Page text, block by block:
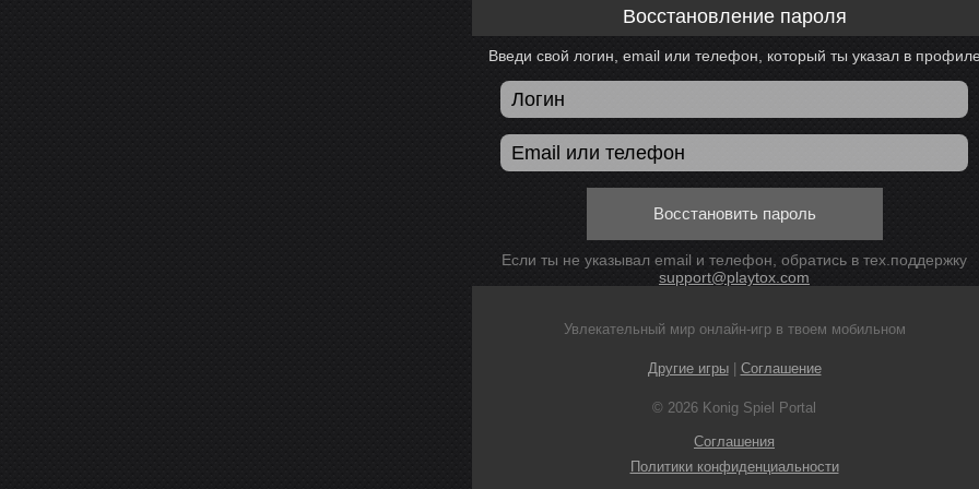
Восстановление пароля
Введи свой логин, email или телефон, который ты указал в
Восстановить пароль
Если ты не указывал email и телефон, обратись в тех.поддержку
support@playtox.com
Увлекательный мир онлайн-игр в твоем мобильном
Другие игры| Соглашение
© 2026 Konig Spiel Portal
Соглашения
Политики конфиденциальности